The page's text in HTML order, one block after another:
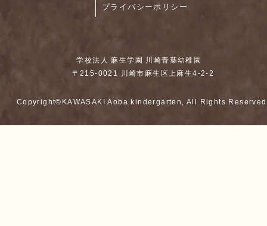
プライバシーポリシー
学校法人 麻生学園 川崎青葉幼稚園
〒215-0021 川崎市麻生区上麻生4-2-2
Copyright©KAWASAKI Aoba kindergarten, All Rights